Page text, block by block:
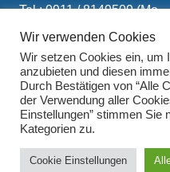
Tel.: 0911 / 8149509 (Mo.
E-Mail:
Impressum
Datenschutzerklärung
Wir verwenden Cookies
Wir setzen Cookies ein, um
anzubieten und diesen
Durch Bestätigen von “Alle
der Verwendung aller
Einstellungen” stimmen Sie
Kategorien zu.
Cookie Einstellungen